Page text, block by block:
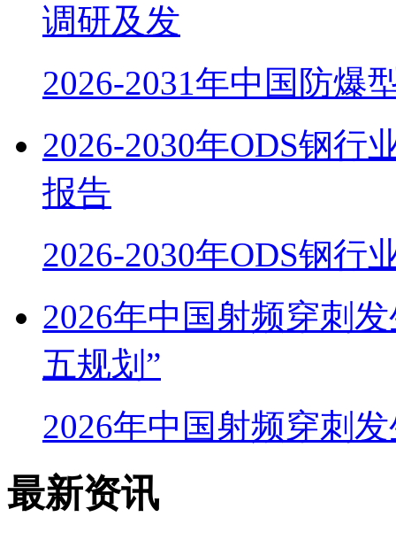
调研及发
2026-2031年中国防爆
2026-2030年ODS钢行
报告
2026-2030年ODS钢行
2026年中国射频穿刺
五规划”
2026年中国射频穿刺
最新资讯